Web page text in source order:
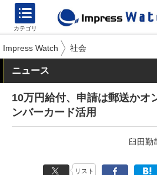
カテゴリ
Impress Watch 社会
ニュース
10万円給付、申請は郵送かオ
ンバーカード活用
臼田勤
リスト